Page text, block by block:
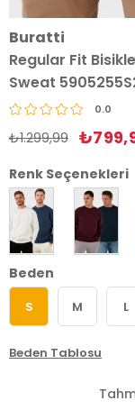
Buratti
Regular Fit
Sweat
0.0
₺1.299,99
Renk Seçenekleri
Beden
S M L
Beden Tablosu